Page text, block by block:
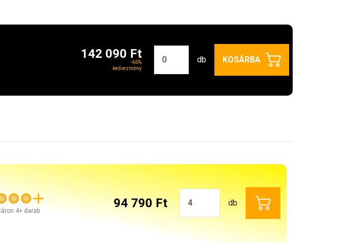
142 090 Ft
-66%
kedvezmény
db KOSÁRBA
4+ darab
94 790 Ft db